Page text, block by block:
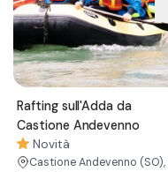
Rafting sull'Adda da
Castione Andevenno
Novità
Castione Andevenno (SO)